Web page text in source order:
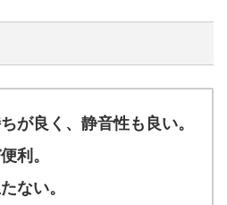
が良く、静音性も良い。
利。
ない。